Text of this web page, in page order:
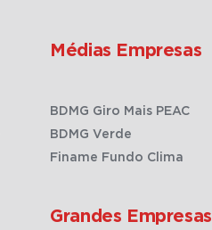
Médias Empresas
BDMG Giro Mais PEAC
BDMG Verde
Finame Fundo Clima
Grandes Empresas